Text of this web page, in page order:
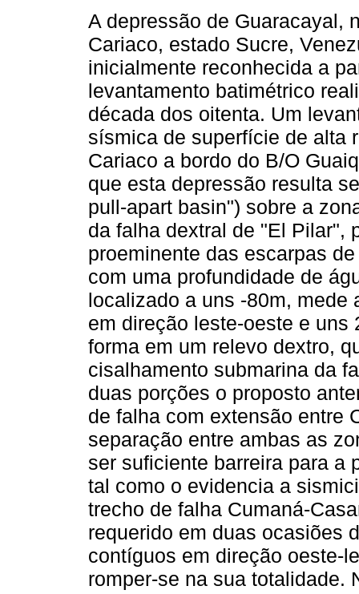
A depressão de Guaracayal,
Cariaco, estado Sucre,
inicialmente reconhecida a
levantamento batimétrico
década dos oitenta. Um
sísmica de superfície de alta
Cariaco a bordo do B/O
que esta depressão resulta
pull-apart basin") sobre a
da falha dextral de "El Pilar",
proeminente das escarpas
com uma profundidade de
localizado a uns -80m, mede
em direção leste-oeste e uns
forma em um relevo dextro,
cisalhamento submarina da
duas porções o proposto
de falha com extensão entre
separação entre ambas as
ser suficiente barreira para a
tal como o evidencia a
trecho de falha Cumaná-
requerido em duas ocasiões
contíguos em direção oeste-
romper-se na sua totalidade.